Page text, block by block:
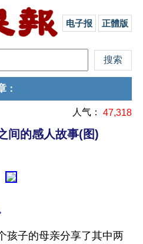
电子报 正體版
：
人气： 47,318
间的感人故事(图)
孩子的母亲分享了其中两